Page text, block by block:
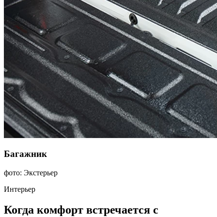
Багажник
фото: Экстерьер
Интерьер
Когда комфорт встречается с